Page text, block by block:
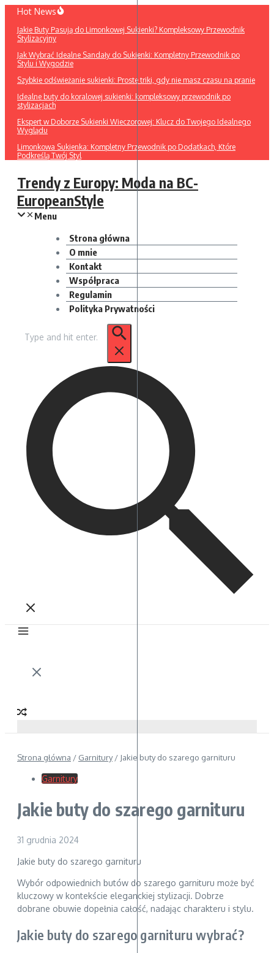
Przejdź
treści
Hot News
Jakie Buty Pasują do Limonkowej Sukienki? Kompleksowy Przewodnik
Stylizacyjny
Jak Wybrać Idealne Sandały do Sukienki: Kompletny Przewodnik po
Stylu i Wygodzie
Szybkie odświeżanie sukienki: Proste triki, gdy nie masz czasu na pranie
Idealne buty do koralowej sukienki: kompleksowy przewodnik po
stylizacjach
Ekspert w Doborze Sukienki Wieczorowej: Klucz do Twojego Idealnego
Wyglądu
Limonkowa Sukienka: Kompletny Przewodnik po Dodatkach, Które
Podkreślą Twój Styl
Trendy z Europy: Moda na BC-
EuropeanStyle
Menu
Strona główna
O mnie
Kontakt
Współpraca
Regulamin
Polityka Prywatności
Strona główna / Garnitury/ Jakie buty do szarego garnituru
Garnitury
Jakie buty do szarego garnituru
31 grudnia 2024
Jakie buty do szarego garnituru
Wybór odpowiednich butów do szarego garnituru może być
kluczowy w kontekście eleganckiej stylizacji. Dobrze
dobrane obuwie dopełnia całość, nadając charakteru i stylu.
Jakie buty do szarego garnituru wybrać?